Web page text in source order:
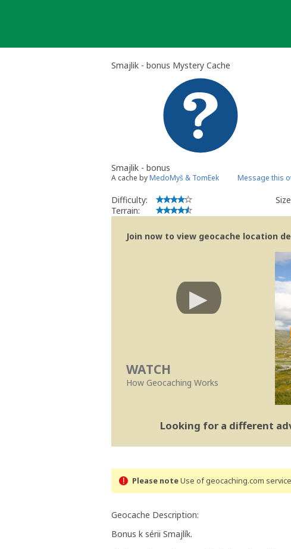
Smajlik - bonus Mystery Cache
Smajlik - bonus
A cache byMedoMyš & TomEek Message this
Difficulty:
Terrain:
Join now to view geocache location
WATCH
How Geocaching Works
Looking for a different
Please noteUse of geocaching.com
Geocache Description:
Bonus k sérii Smajlík.